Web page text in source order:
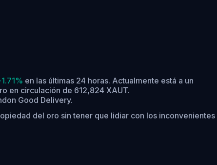
en las últimas 24 horas. Actualmente está a un
en circulación de 612,824 XAUT.
Good Delivery.
del oro sin tener que lidiar con los inconvenientes